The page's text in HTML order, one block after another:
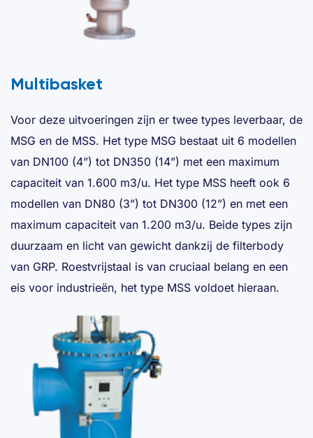
Multibasket
Voor deze uitvoeringen zijn er twee types leverbaar, de
MSG en de MSS. Het type MSG bestaat uit 6 modellen
van DN100 (4”) tot DN350 (14”) met een maximum
capaciteit van 1.600 m3/u. Het type MSS heeft ook 6
modellen van DN80 (3”) tot DN300 (12”) en met een
maximum capaciteit van 1.200 m3/u. Beide types zijn
duurzaam en licht van gewicht dankzij de filterbody
van GRP. Roestvrijstaal is van cruciaal belang en een
eis voor industrieën, het type MSS voldoet hieraan.